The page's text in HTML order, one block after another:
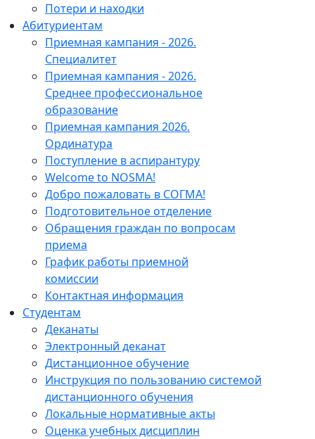
Потери и находки
Абитуриентам
Приемная кампания - 2026.
Специалитет
Приемная кампания - 2026.
Среднее профессиональное
образование
Приемная кампания 2026.
Ординатура
Поступление в аспирантуру
Welcome to NOSMA!
Добро пожаловать в СОГМА!
Подготовительное отделение
Обращения граждан по вопросам
приема
График работы приемной
комиссии
Контактная информация
Студентам
Деканаты
Электронный деканат
Дистанционное обучение
Инструкция по пользованию системой
дистанционного обучения
Локальные нормативные акты
Оценка учебных дисциплин